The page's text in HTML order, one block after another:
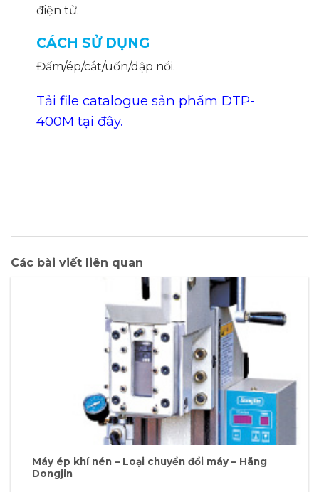
điện tử.
CÁCH SỬ DỤNG
Đấm/ép/cắt/uốn/dập nổi.
Tải file catalogue sản phẩm DTP-
400M tại đây.
Các bài viết liên quan
Máy ép khí nén – Loại chuyển đổi máy – Hãng
Dongjin